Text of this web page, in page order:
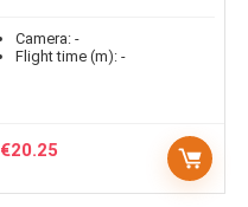
Camera: -
Flight time (m): -
€20.25